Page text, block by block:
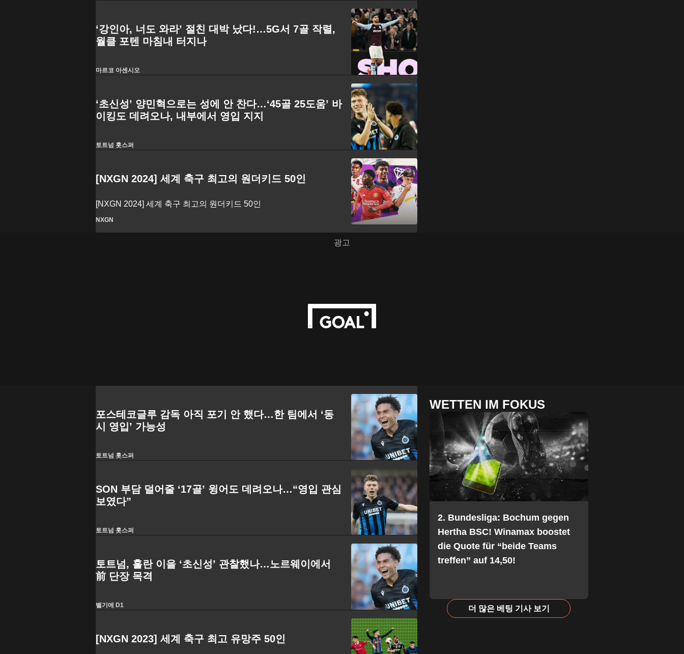
‘강인아, 너도 와라’ 절친 대박 났다!…5G서 7골 작렬,
월클 포텐 마침내 터지나
마르코 아센시오
‘초신성’ 양민혁으로는 성에 안 찬다…‘45골 25도움’ 바
이킹도 데려오나, 내부에서 영입 지지
토트넘 홋스퍼
[NXGN 2024] 세계 축구 최고의 원더키드 50인
[NXGN 2024] 세계 축구 최고의 원더키드 50인
NXGN
포스테코글루 감독 아직 포기 안 했다…한 팀에서 ‘동
시 영입’ 가능성
토트넘 홋스퍼
SON 부담 덜어줄 ‘17골’ 윙어도 데려오나…“영입 관심
보였다”
토트넘 홋스퍼
토트넘, 홀란 이을 ‘초신성’ 관찰했나…노르웨이에서
前 단장 목격
벨기에 D1
[NXGN 2023] 세계 축구 최고 유망주 50인
WETTEN IM FOKUS
2. Bundesliga: Bochum gegen
Hertha BSC! Winamax boostet
die Quote für “beide Teams
treffen” auf 14,50!
더 많은 베팅 기사 보기